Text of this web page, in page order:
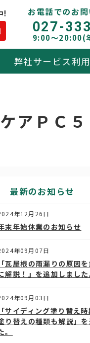
!
お電話でのお
027-
9:00〜20:00(
弊社サービス利
アＰＣ５
最新のお知らせ
年12月26日
末年始休業のお知らせ
年09月07日
「瓦屋根の雨漏りの原因
解説！」を追加しました
年09月03日
「サイディング塗り替え
り替えの種類も解説」
。